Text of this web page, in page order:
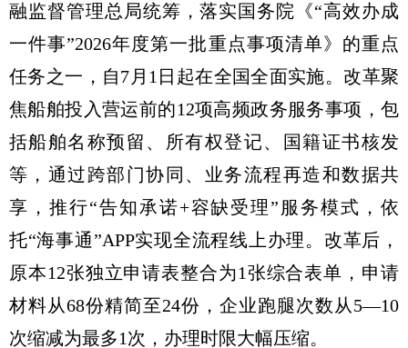
融监督管理总局统筹，落实国务院《“高效办成
一件事”2026年度第一批重点事项清单》的重点
任务之一，自7月1日起在全国全面实施。改革聚
焦船舶投入营运前的12项高频政务服务事项，包
括船舶名称预留、所有权登记、国籍证书核发
等，通过跨部门协同、业务流程再造和数据共
享，推行“告知承诺+容缺受理”服务模式，依
托“海事通”APP实现全流程线上办理。改革后，
原本12张独立申请表整合为1张综合表单，申请
材料从68份精简至24份，企业跑腿次数从5—10
次缩减为最多1次，办理时限大幅压缩。